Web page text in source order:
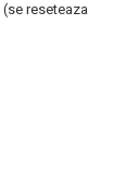
(se reseteaza